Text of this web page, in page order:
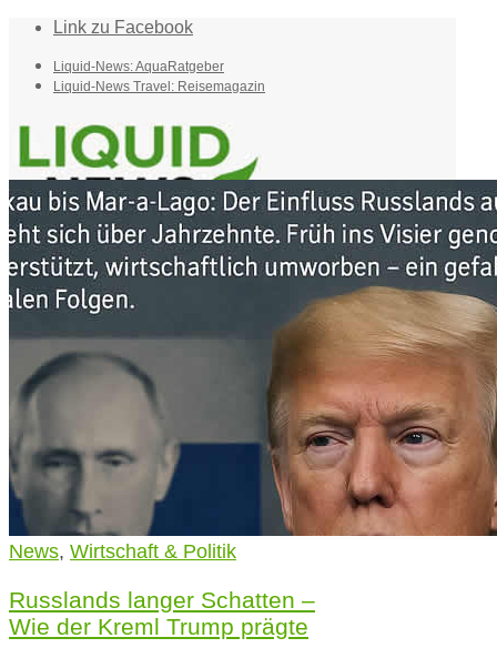
Link zu Facebook
Liquid-News: AquaRatgeber
Liquid-News Travel: Reisemagazin
Home
Suche
News, Wirtschaft & Politik
Russlands langer Schatten –
Wie der Kreml Trump prägte